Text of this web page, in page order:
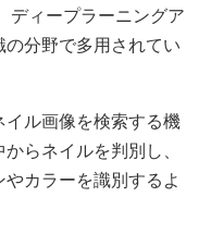
ディープラーニングア
分野で多用されてい
ル画像を検索する機
らネイルを判別し、
カラーを識別するよ